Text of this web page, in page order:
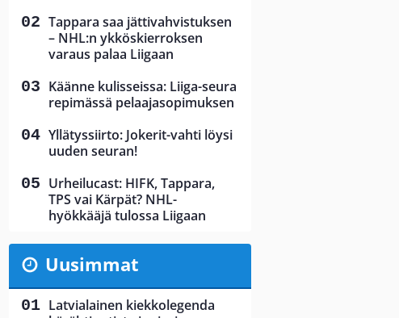
Tappara saa jättivahvistuksen
– NHL:n ykköskierroksen
varaus palaa Liigaan
Käänne kulisseissa: Liiga-seura
repimässä pelaajasopimuksen
Yllätyssiirto: Jokerit-vahti löysi
uuden seuran!
Urheilucast: HIFK, Tappara,
TPS vai Kärpät? NHL-
hyökkääjä tulossa Liigaan
Uusimmat
Latvialainen kiekkolegenda